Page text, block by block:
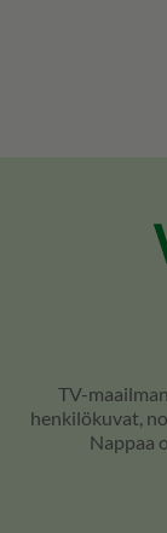
TV-
henkilökuvat,
Nappaa